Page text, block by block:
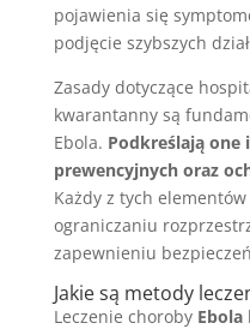
pojawienia się
podjęcie szybszych
Zasady dotyczące
kwarantanny są
Ebola. Podkreślają one
prewencyjnych oraz
Każdy z tych
ograniczaniu
zapewnieniu
Jakie są metody
Leczenie choroby Ebola